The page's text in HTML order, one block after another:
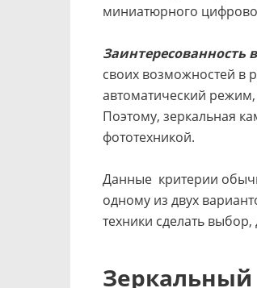
миниатюрного
Заинтересованность
своих возможностей в
автоматический
Поэтому, зеркальная
фототехникой.
Данные критерии
одному из двух
техники сделать
Зеркальный